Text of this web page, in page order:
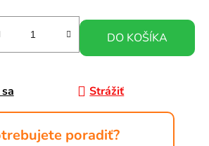
DO KOŠÍKA
Strážiť
poradiť?